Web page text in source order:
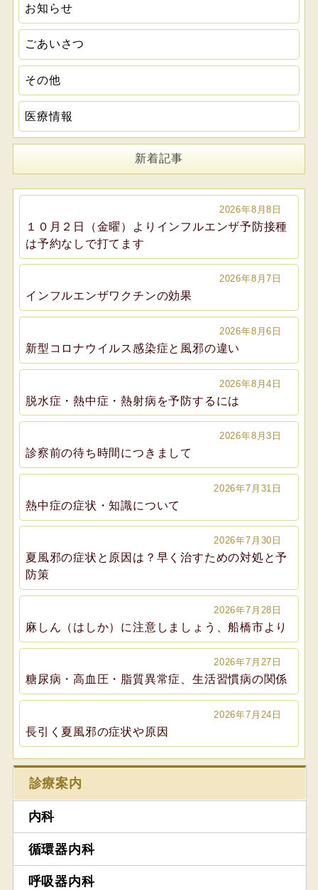
お知らせ
ごあいさつ
その他
医療情報
新着記事
2026年8月8日
１０月２日（金曜）よりインフルエンザ予防接種
は予約なしで打てます
2026年8月7日
インフルエンザワクチンの効果
2026年8月6日
新型コロナウイルス感染症と風邪の違い
2026年8月4日
脱水症・熱中症・熱射病を予防するには
2026年8月3日
診察前の待ち時間につきまして
2026年7月31日
熱中症の症状・知識について
2026年7月30日
夏風邪の症状と原因は？早く治すための対処と予
防策
2026年7月28日
麻しん（はしか）に注意しましょう、船橋市より
2026年7月27日
糖尿病・高血圧・脂質異常症、生活習慣病の関係
2026年7月24日
長引く夏風邪の症状や原因
診療案内
内科
循環器内科
呼吸器内科